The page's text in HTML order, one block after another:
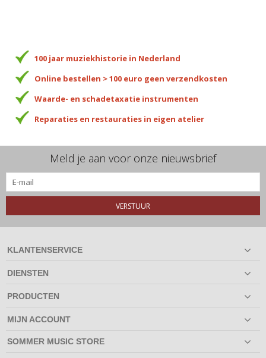
100 jaar muziekhistorie in Nederland
Online bestellen > 100 euro geen verzendkosten
Waarde- en schadetaxatie instrumenten
Reparaties en restauraties in eigen atelier
Meld je aan voor onze nieuwsbrief
VERSTUUR
KLANTENSERVICE
DIENSTEN
PRODUCTEN
MIJN ACCOUNT
SOMMER MUSIC STORE